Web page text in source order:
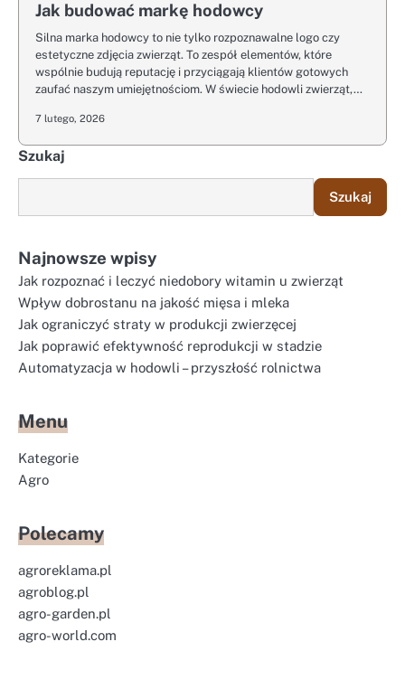
Jak budować markę hodowcy
Silna marka hodowcy to nie tylko rozpoznawalne logo czy
estetyczne zdjęcia zwierząt. To zespół elementów, które
wspólnie budują reputację i przyciągają klientów gotowych
zaufać naszym umiejętnościom. W świecie hodowli zwierząt,…
7 lutego, 2026
Szukaj
Szukaj
Najnowsze wpisy
Jak rozpoznać i leczyć niedobory witamin u zwierząt
Wpływ dobrostanu na jakość mięsa i mleka
Jak ograniczyć straty w produkcji zwierzęcej
Jak poprawić efektywność reprodukcji w stadzie
Automatyzacja w hodowli – przyszłość rolnictwa
Menu
Kategorie
Agro
Polecamy
agroreklama.pl
agroblog.pl
agro-garden.pl
agro-world.com